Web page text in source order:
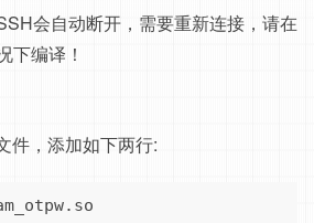
会自动断开，需要重新连接，请在
下编译！
件，添加如下两行: